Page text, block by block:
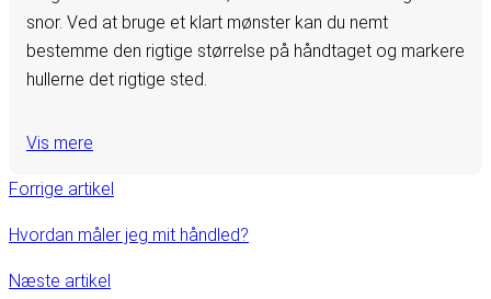
snor. Ved at bruge et klart mønster kan du nemt
bestemme den rigtige størrelse på håndtaget og markere
hullerne det rigtige sted.
Vis mere
Forrige artikel
Hvordan måler jeg mit håndled?
Næste artikel